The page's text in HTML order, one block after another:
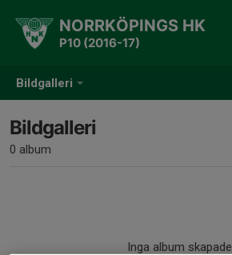
Bildgalleri
NORRKÖPINGS HK
P10 (2016-17)
Bildgalleri
0 album
Inga album skapade